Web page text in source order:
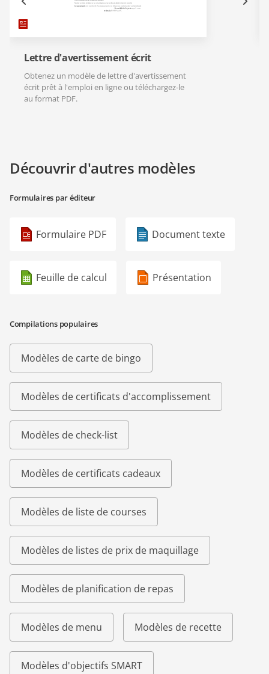
Lettre d'avertissement écrit
Obtenez un modèle de lettre d'avertissement
écrit prêt à l'emploi en ligne ou téléchargez-le
au format PDF.
Découvrir d'autres modèles
Formulaires par éditeur
Formulaire PDF Document texte
Feuille de calcul Présentation
Compilations populaires
Modèles de carte de bingo
Modèles de certificats d'accomplissement
Modèles de check-list
Modèles de certificats cadeaux
Modèles de liste de courses
Modèles de listes de prix de maquillage
Modèles de planification de repas
Modèles de menu Modèles de recette
Modèles d'objectifs SMART